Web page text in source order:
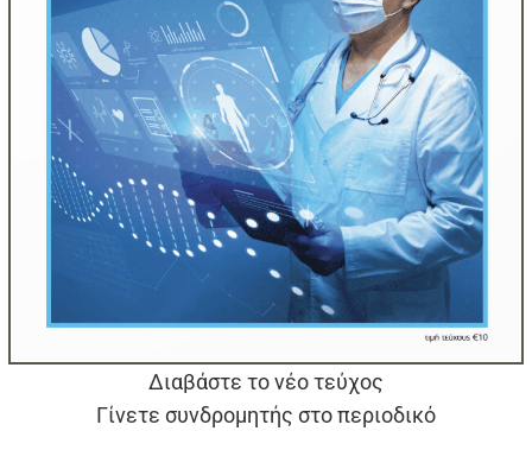
Διαβάστε το νέο τεύχος
Γίνετε συνδρομητής στο περιοδικό